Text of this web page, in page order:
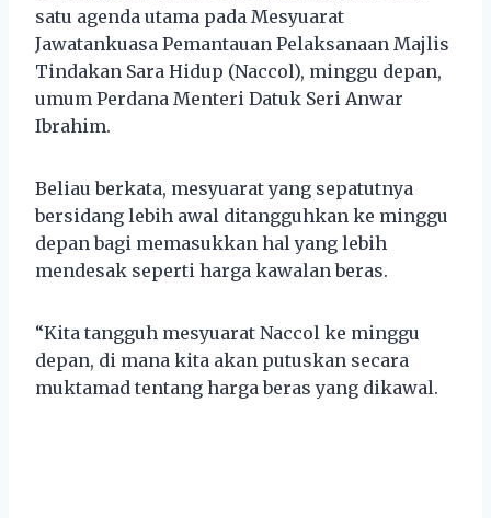
satu agenda utama pada Mesyuarat
Jawatankuasa Pemantauan Pelaksanaan Majlis
Tindakan Sara Hidup (Naccol), minggu depan,
umum Perdana Menteri Datuk Seri Anwar
Ibrahim.
Beliau berkata, mesyuarat yang sepatutnya
bersidang lebih awal ditangguhkan ke minggu
depan bagi memasukkan hal yang lebih
mendesak seperti harga kawalan beras.
“Kita tangguh mesyuarat Naccol ke minggu
depan, di mana kita akan putuskan secara
muktamad tentang harga beras yang dikawal.